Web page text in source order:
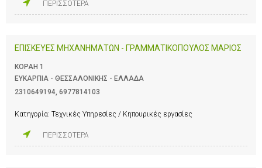
ΠΕΡΙΣΣΟΤΕΡΑ
ΕΠΙΣΚΕΥΕΣ ΜΗΧΑΝΗΜΑΤΩΝ - ΓΡΑΜΜΑΤΙΚΟΠΟΥΛΟΣ ΜΑΡΙΟΣ
ΚΟΡΑΗ 1
ΕΥΚΑΡΠΙΑ - ΘΕΣΣΑΛΟΝΙΚΗΣ - ΕΛΛΑΔΑ
2310649194, 6977814103
Κατηγορία: Τεχνικές Υπηρεσίες / Κηπουρικές εργασίες
ΠΕΡΙΣΣΟΤΕΡΑ